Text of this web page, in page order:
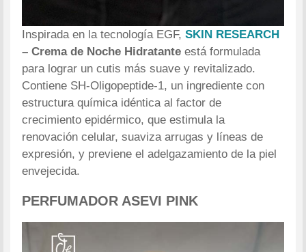
Inspirada en la tecnología EGF,SKIN RESEARCH
– Crema de Noche Hidratanteestá formulada
para lograr un cutis más suave y revitalizado.
Contiene SH-Oligopeptide-1, un ingrediente con
estructura química idéntica al factor de
crecimiento epidérmico, que estimula la
renovación celular, suaviza arrugas y líneas de
expresión, y previene el adelgazamiento de la piel
envejecida.
PERFUMADOR ASEVI PINK